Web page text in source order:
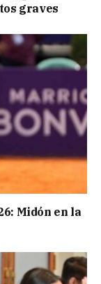
graves
Midón en la